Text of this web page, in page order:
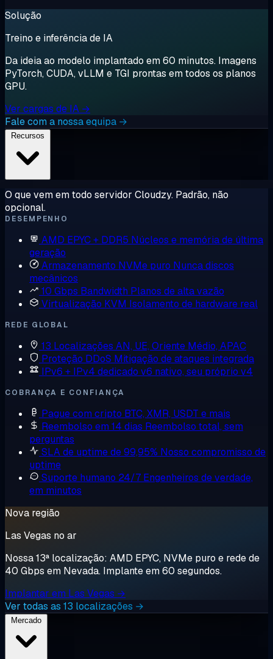
Solução
Treino e inferência de IA
Da ideia ao modelo implantado em 60 minutos. Imagens
PyTorch, CUDA, vLLM e TGI prontas em todos os planos
GPU.
Ver cargas de IA →
Fale com a nossa equipa →
O que vem em todo servidor Cloudzy. Padrão, não
opcional.
DESEMPENHO
AMD EPYC + DDR5 Núcleos e memória de última
geração
Armazenamento NVMe puro Nunca discos
mecânicos
10 Gbps Bandwidth Planos de alta vazão
Virtualização KVM Isolamento de hardware real
REDE GLOBAL
13 Localizações AN, UE, Oriente Médio, APAC
Proteção DDoS Mitigação de ataques integrada
IPv6 + IPv4 dedicado v6 nativo, seu próprio v4
COBRANÇA E CONFIANÇA
Pague com cripto BTC, XMR, USDT e mais
Reembolso em 14 dias Reembolso total, sem
perguntas
SLA de uptime de 99,95% Nosso compromisso de
uptime
Suporte humano 24/7 Engenheiros de verdade,
em minutos
Nova região
Las Vegas no ar
Nossa 13ª localização: AMD EPYC, NVMe puro e rede de
40 Gbps em Nevada. Implante em 60 segundos.
Implantar em Las Vegas →
Ver todas as 13 localizações →